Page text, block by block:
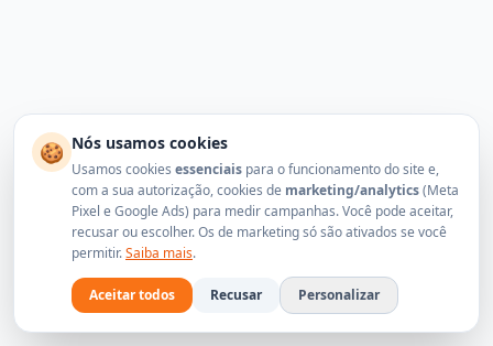
🍪 Nós usamos cookies
Usamos cookies essenciais para o funcionamento do site e,
com a sua autorização, cookies de marketing/analytics(Meta
Pixel e Google Ads) para medir campanhas. Você pode aceitar,
recusar ou escolher. Os de marketing só são ativados se você
permitir.Saiba mais.
Aceitar todos Recusar Personalizar